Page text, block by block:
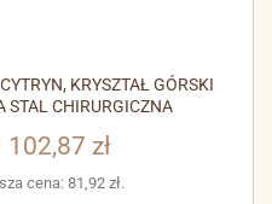
KRYSZTAŁ GÓRSKI
CHIRURGICZNA
102,87 zł
cena: 81,92 zł.